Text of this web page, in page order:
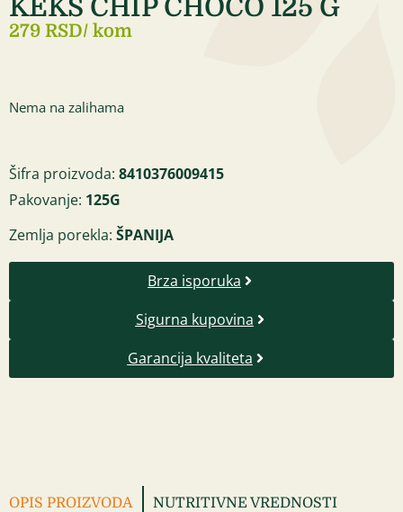
KEKS CHIP CHOCO 125 G
279 RSD/ kom
Nema na zalihama
Šifra proizvoda: 8410376009415
Pakovanje: 125G
Zemlja porekla: ŠPANIJA
Brza isporuka
Sigurna kupovina
Garancija kvaliteta
OPIS PROIZVODA NUTRITIVNE VREDNOSTI